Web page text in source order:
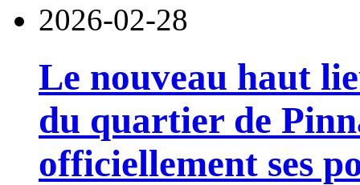
2026-02-28
Le nouveau haut
du quartier de
officiellement ses